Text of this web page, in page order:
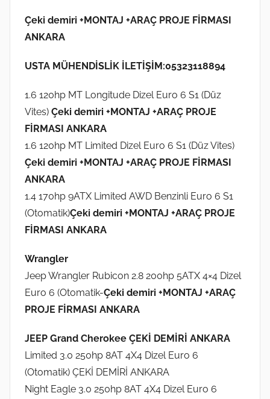
Çeki demiri +MONTAJ +ARAÇ PROJE FİRMASI
ANKARA
USTA MÜHENDİSLİK İLETİŞİM:05323118894
1.6 120hp MT Longitude Dizel Euro 6 S1 (Düz
Vites) Çeki demiri +MONTAJ +ARAÇ PROJE
FİRMASI ANKARA
1.6 120hp MT Limited Dizel Euro 6 S1 (Düz Vites)
Çeki demiri +MONTAJ +ARAÇ PROJE FİRMASI
ANKARA
1.4 170hp 9ATX Limited AWD Benzinli Euro 6 S1
(Otomatik)Çeki demiri +MONTAJ +ARAÇ PROJE
FİRMASI ANKARA
Wrangler
Jeep Wrangler Rubicon 2.8 200hp 5ATX 4×4 Dizel
Euro 6 (Otomatik-Çeki demiri +MONTAJ +ARAÇ
PROJE FİRMASI ANKARA
JEEP Grand Cherokee ÇEKİ DEMİRİ ANKARA
Limited 3.0 250hp 8AT 4X4 Dizel Euro 6
(Otomatik) ÇEKİ DEMİRİ ANKARA
Night Eagle 3.0 250hp 8AT 4X4 Dizel Euro 6